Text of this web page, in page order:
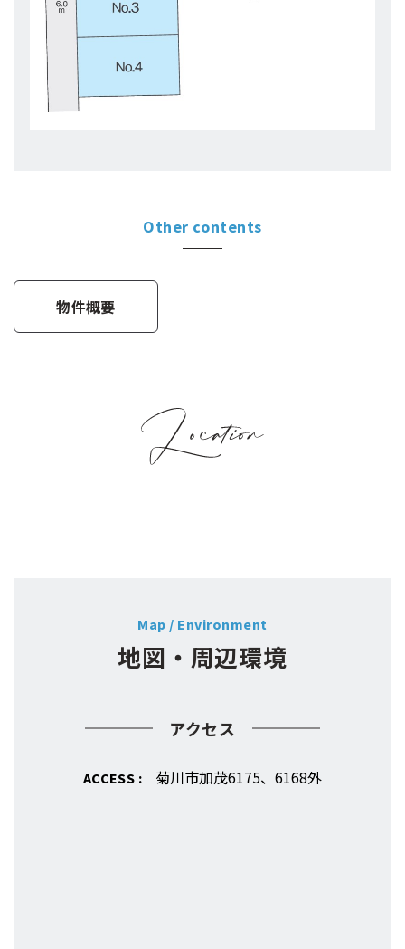
Other contents
物件概要
Map / Environment
地図・周辺環境
アクセス
ACCESS : 菊川市加茂6175、6168外